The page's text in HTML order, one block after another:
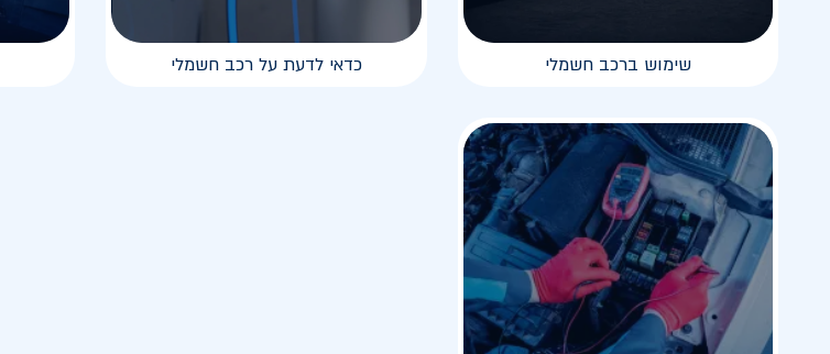
שימוש ברכב חשמלי כדאי לדעת על רכב חשמלי